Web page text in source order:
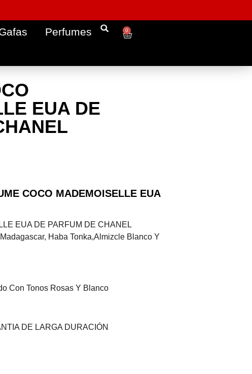
Perfumes 0
EUA DE
COCO MADEMOISELLE EUA
EUA DE PARFUM DE CHANEL
Haba Tonka,almizcle Blanco Y
Con Tonos Rosas Y Blanco
DE LARGA DURACIÓN